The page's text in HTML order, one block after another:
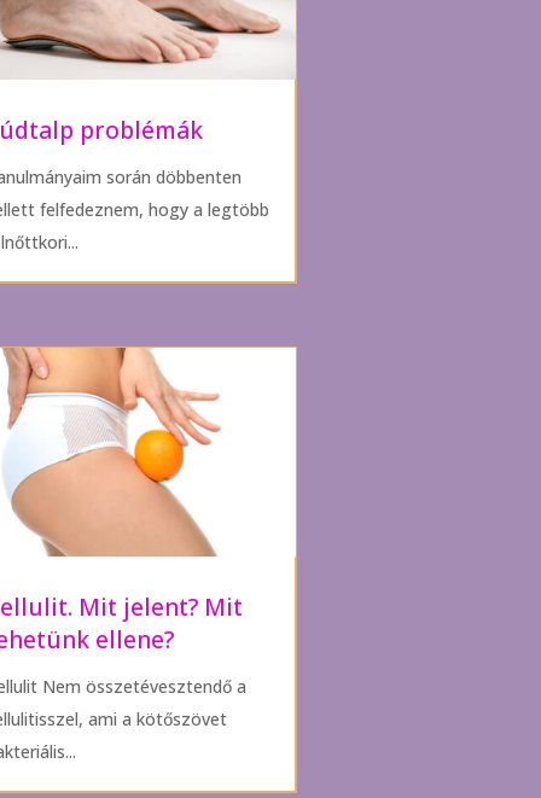
problémák
során döbbenten
felfedeznem, hogy a legtöbb
Mit jelent? Mit
ellene?
Nem összetévesztendő a
ami a kötőszövet